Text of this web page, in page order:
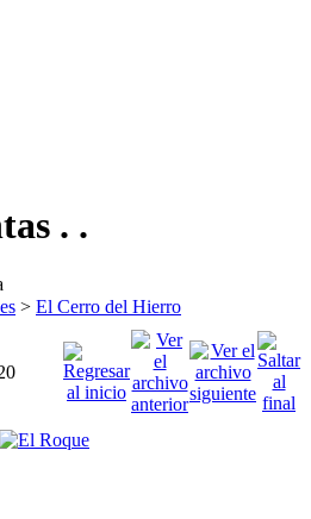
. .
> El Cerro del Hierro